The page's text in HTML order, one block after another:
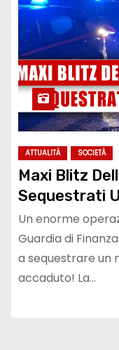
ATTUALITÀ SOCIETÀ
Maxi Blitz
Sequestrati
Un enorme
Guardia di
a sequestrare un
accaduto! La…